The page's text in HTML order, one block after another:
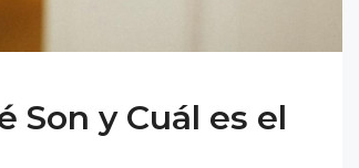
Son y Cuál es el